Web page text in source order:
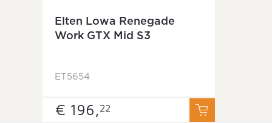
Elten Lowa Renegade
Work GTX Mid S3
ET5654
€ 196, 22